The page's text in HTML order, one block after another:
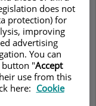
Jordi
does not
protection) for
improving
advertising
You can
button "Accept
use from this
here: Cookie